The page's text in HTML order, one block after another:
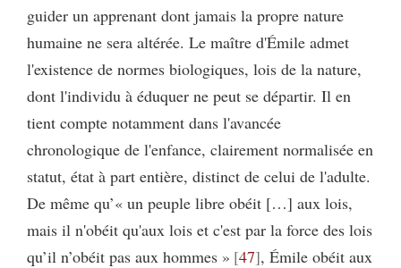
guider un apprenant dont jamais la propre nature
humaine ne sera altérée. Le maître d'Émile admet
l'existence de normes biologiques, lois de la nature,
dont l'individu à éduquer ne peut se départir. Il en
tient compte notamment dans l'avancée
chronologique de l'enfance, clairement normalisée en
statut, état à part entière, distinct de celui de l'adulte.
De même qu’« un peuple libre obéit […] aux lois,
mais il n'obéit qu'aux lois et c'est par la force des lois
qu’il n’obéit pas aux hommes » 47 , Émile obéit aux